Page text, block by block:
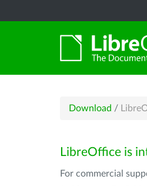
Download /
LibreOffice is
For commercial